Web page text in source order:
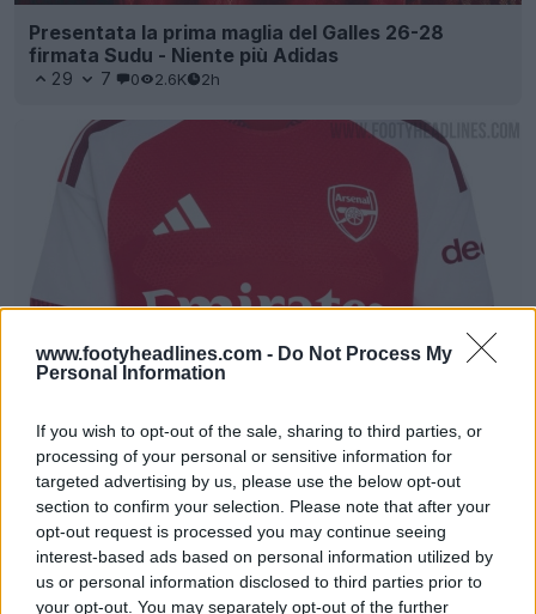
www.footyheadlines.com - Do Not Process My
Personal Information
If you wish to opt-out of the sale, sharing to third parties, or
processing of your personal or sensitive information for
targeted advertising by us, please use the below opt-out
section to confirm your selection. Please note that after your
opt-out request is processed you may continue seeing
interest-based ads based on personal information utilized by
us or personal information disclosed to third parties prior to
your opt-out. You may separately opt-out of the further
Presentata la prima maglia del Galles 26-28
firmata Sudu - Niente più Adidas
29 7 0 2.6K 2h
sponsorizzazione con Emirates fino al 2033 –
Logo con solo il marchio Emirates dalla stagione
27-28
4 2 553